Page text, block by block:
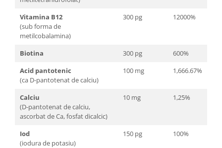
Vitamina B12
(sub forma de
metilcobalamina)
300 pg 12000%
Biotina 300 pg
600%
Acid pantotenic
(ca D-pantotenat de calciu)
100 mg 1,666.67%
Calciu
(D-pantotenat de calciu,
ascorbat de Ca, fosfat dicalcic)
10 mg 1,25%
Iod
(iodura de potasiu)
150 pg 100%